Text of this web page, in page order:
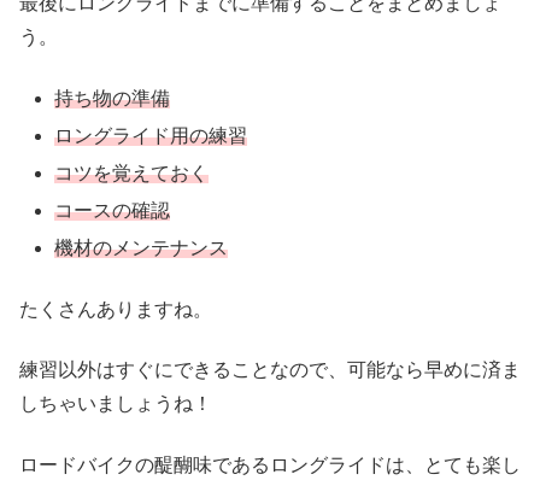
う。
持ち物の準備
ロングライド用の練習
コツを覚えておく
コースの確認
機材のメンテナンス
たくさんありますね。
練習以外はすぐにできることなので、可能なら早めに済ま
しちゃいましょうね！
ロードバイクの醍醐味であるロングライドは、とても楽し